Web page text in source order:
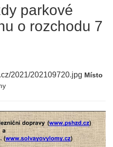
parkové
o rozchodu 7
2021/202109720.jpg Místo